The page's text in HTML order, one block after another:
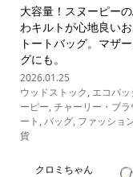
大容量！スヌーピー
わキルトが心地良い
トートバッグ。マザ
グにも。
2026.01.25
ウッドストック, エコバッ
ーピー,チャーリー・ブラ
ート ,バッグ, ファッショ
貨
クロミちゃん